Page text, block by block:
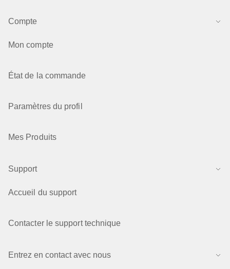
Compte
Mon compte
État de la commande
Paramètres du profil
Mes Produits
Support
Accueil du support
Contacter le support technique
Entrez en contact avec nous